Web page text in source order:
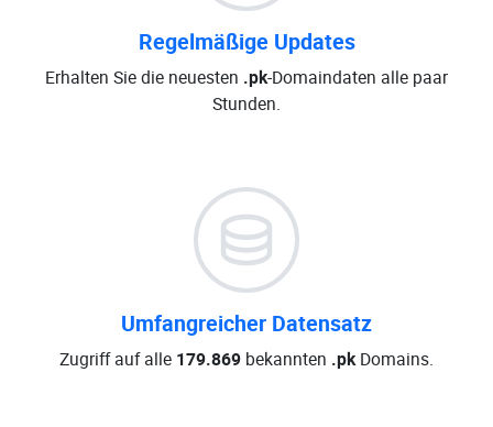
Regelmäßige Updates
Erhalten Sie die neuesten .pk-Domaindaten alle paar
Stunden.
Umfangreicher Datensatz
Zugriff auf alle 179.869 bekannten .pkDomains.